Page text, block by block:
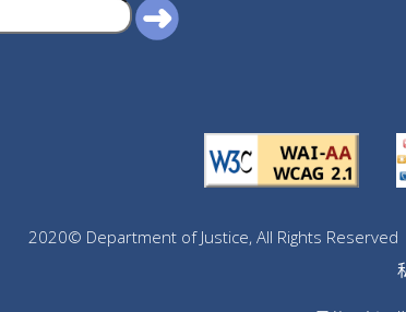
2020© Department of Justice, All Rights Reserved